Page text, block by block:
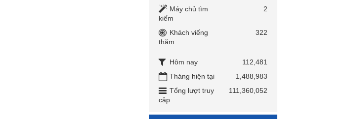
Máy chủ tìm
kiếm
2
Khách viếng
thăm
322
Hôm nay
112,481
Tháng hiện tại
1,488,983
Tổng lượt truy
cập
111,360,052